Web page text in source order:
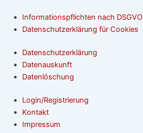
Informationspflichten nach DSGVO
Datenschutzerklärung für Cookies
Datenschutzerklärung
Datenauskunft
Datenlöschung
Login/Registrierung
Kontakt
Impressum